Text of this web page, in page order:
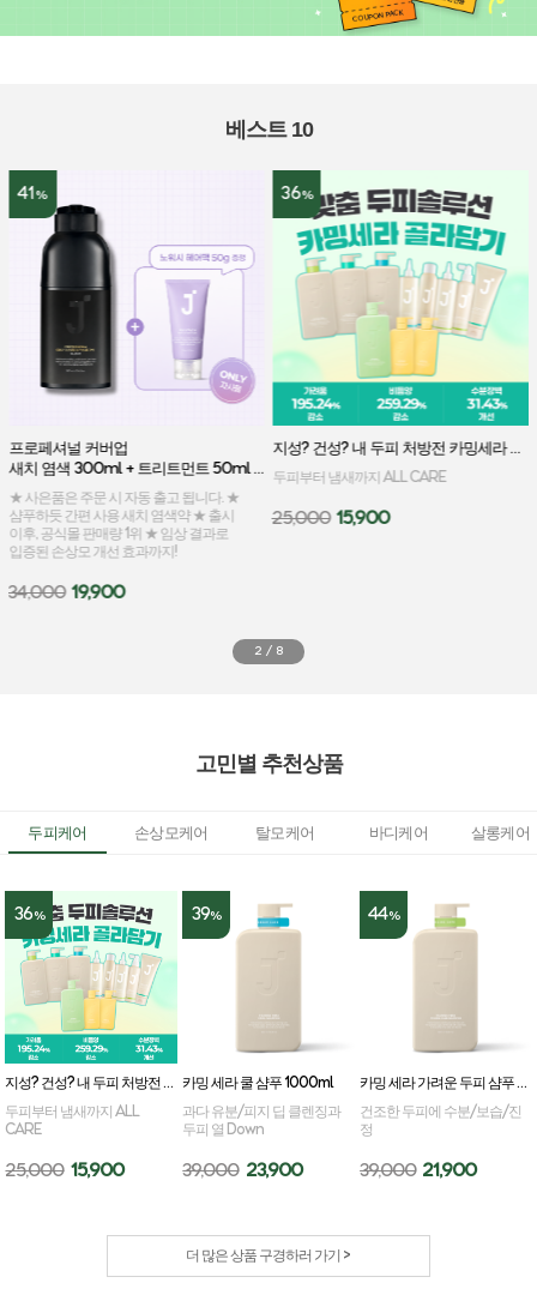
베스트 10
41%
프로페셔널 커버업
새치 염색 300ml + 트리트먼트 50ml 증정
★ 사은품은 주문 시 자동 출고 됩니다. ★
샴푸하듯 간편 사용 새치 염색약 ★ 출시
이후, 공식몰 판매량 1위 ★ 임상 결과로
입증된 손상모 개선 효과까지!
34,000 19,900
36%
지성? 건성? 내 두피 처방전 카밍세라 골라담기
두피부터 냄새까지 ALL CARE
25,000 15,900
2 / 8
고민별 추천상품
두피케어 손상모케어 탈모케어 바디케어 살롱케어
36%
지성? 건성? 내 두피 처방전 카밍세라 골라담기
두피부터 냄새까지 ALL
CARE
25,000 15,900
39%
카밍 세라 쿨 샴푸 1000ml
과다 유분/피지 딥 클렌징과
두피 열 Down
39,000 23,900
44%
카밍 세라 가려운 두피 샴푸 1000ml
건조한 두피에 수분/보습/진
정
39,000 21,900
더 많은 상품 구경하러 가기 >